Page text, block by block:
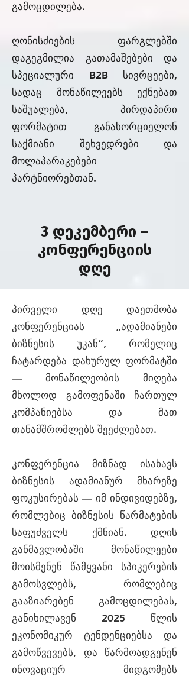
გამოცდილება.
ღონისძიების ფარგლებში
დაგეგმილია გათამაშებები და
სპეციალური B2B სივრცეები,
სადაც მონაწილეებს ექნებათ
საშუალება, პირდაპირი
ფორმატით განახორციელონ
საქმიანი შეხვედრები და
მოლაპარაკებები
პარტნიორებთან.
3 დეკემბერი –
კონფერენციის
დღე
პირველი დღე დაეთმობა
კონფერენციას „ადამიანები
ბიზნესის უკან“, რომელიც
ჩატარდება დახურულ ფორმატში
— მონაწილეობის მიღება
მხოლოდ გამოფენაში ჩართულ
კომპანიებსა და მათ
თანამშრომლებს შეეძლებათ.
კონფერენცია მიზნად ისახავს
ბიზნესის ადამიანურ მხარეზე
ფოკუსირებას — იმ ინდივიდებზე,
რომლებიც ბიზნესის წარმატების
საფუძველს ქმნიან. დღის
განმავლობაში მონაწილეები
მოისმენენ წამყვანი სპიკერების
გამოსვლებს, რომლებიც
გააზიარებენ გამოცდილებას,
განიხილავენ 2025 წლის
ეკონომიკურ ტენდენციებსა და
გამოწვევებს, და წარმოადგენენ
ინოვაციურ მიდგომებს